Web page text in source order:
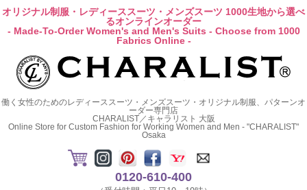
オリジナル制服・レディーススーツ・メンズスーツ 1000生地から選べ
るオンラインオーダー
- Made-To-Order Women's and Men's Suits - Choose from 1000
Fabrics Online -
働く女性のためのレディーススーツ・メンズスーツ・オリジナル制服、パターンオ
ーダー専門店
CHARALIST／キャラリスト 大阪
Online Store for Custom Fashion for Working Women and Men - "CHARALIST"
Osaka
0120-610-400